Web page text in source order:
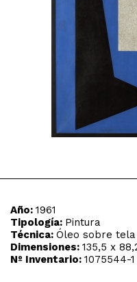
Año: 1961
Tipología: Pintura
Técnica: Óleo sobre tela
Dimensiones: 135,5 x
Nº Inventario: 1075544-